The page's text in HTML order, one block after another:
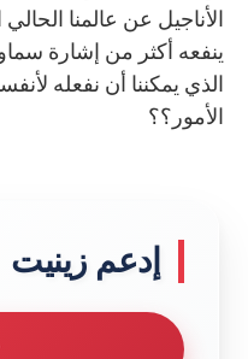
الأناجيل عن عالمنا
ينفعه أكثر من إشارة
الذي يمكننا أن نفعله
الأمور؟؟
إدعم زينيت